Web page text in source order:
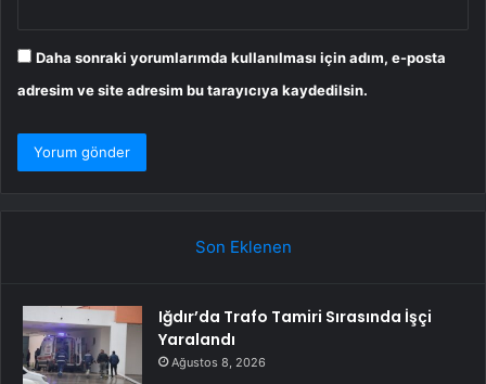
Daha sonraki yorumlarımda kullanılması için adım, e-posta
adresim ve site adresim bu tarayıcıya kaydedilsin.
Son Eklenen
Iğdır’da Trafo Tamiri Sırasında İşçi
Yaralandı
Ağustos 8, 2026